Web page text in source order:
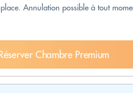
Annulation possible à tout
Chambre Premium